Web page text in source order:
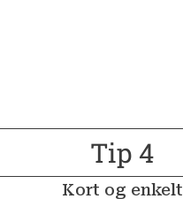
Tip 4
Kort og enkelt